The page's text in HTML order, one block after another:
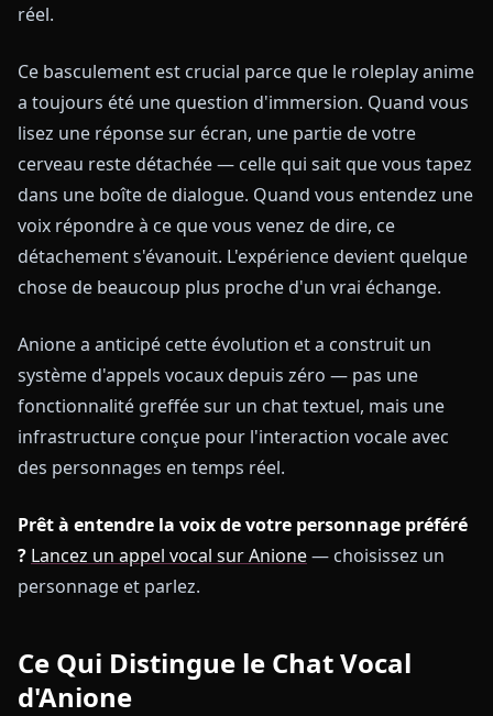
réel.
Ce basculement est crucial parce que le roleplay anime
a toujours été une question d'immersion. Quand vous
lisez une réponse sur écran, une partie de votre
cerveau reste détachée — celle qui sait que vous tapez
dans une boîte de dialogue. Quand vous entendez une
voix répondre à ce que vous venez de dire, ce
détachement s'évanouit. L'expérience devient quelque
chose de beaucoup plus proche d'un vrai échange.
Anione a anticipé cette évolution et a construit un
système d'appels vocaux depuis zéro — pas une
fonctionnalité greffée sur un chat textuel, mais une
infrastructure conçue pour l'interaction vocale avec
des personnages en temps réel.
Prêt à entendre la voix de votre personnage préféré
? Lancez un appel vocal sur Anione— choisissez un
personnage et parlez.
Ce Qui Distingue le Chat Vocal
d'Anione